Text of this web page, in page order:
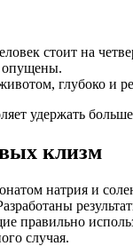
стоит на
опущены.
глубоко и
удержать
клизм
натрия и
правильно
случая.